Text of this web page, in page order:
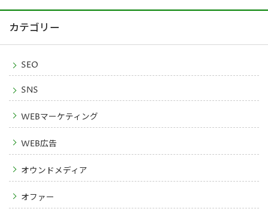
カテゴリー
SEO
SNS
WEBマーケティング
WEB広告
オウンドメディア
オファー